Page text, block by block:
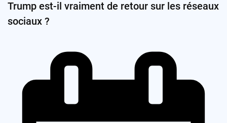
Trump est-il vraiment de retour sur les réseaux
sociaux ?